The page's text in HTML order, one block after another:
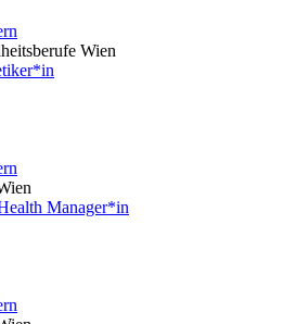
Wien
Manager*in